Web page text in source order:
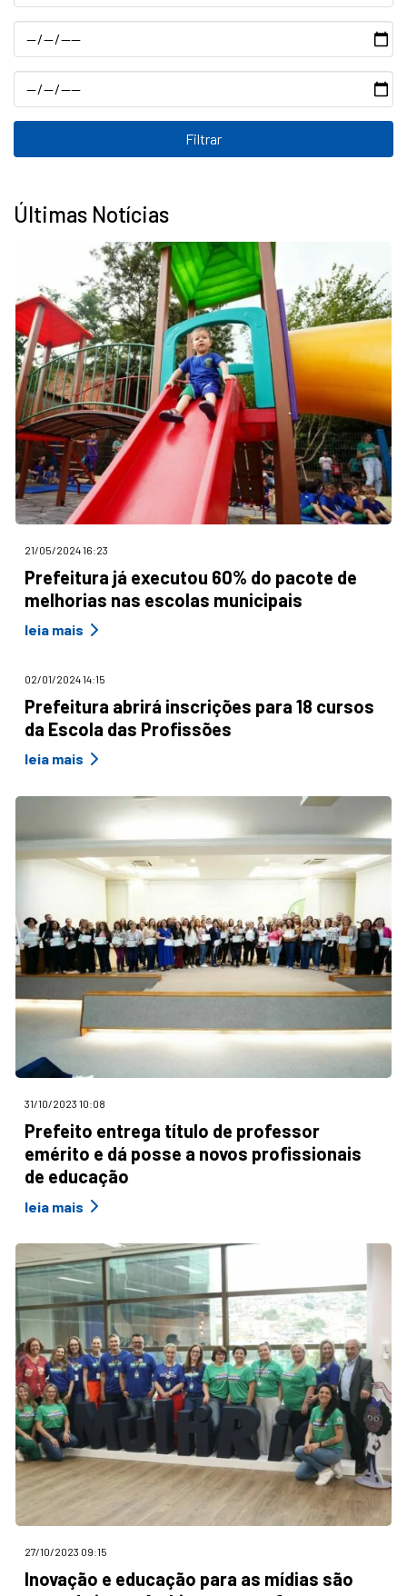
Data
Data
Últimas Notícias
21/05/2024 16:23
Prefeitura já executou 60% do pacote de
melhorias nas escolas municipais
leia mais
02/01/2024 14:15
Prefeitura abrirá inscrições para 18 cursos
da Escola das Profissões
leia mais
31/10/2023 10:08
Prefeito entrega título de professor
emérito e dá posse a novos profissionais
de educação
leia mais
27/10/2023 09:15
Inovação e educação para as mídias são